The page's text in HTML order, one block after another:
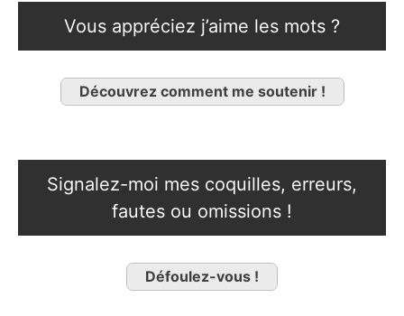
Vous appréciez j’aime les mots ?
Découvrez comment me soutenir !
Signalez-moi mes coquilles, erreurs,
fautes ou omissions !
Défoulez-vous !